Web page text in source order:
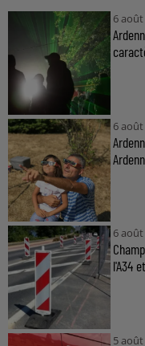
6
6
6
l'A34
5